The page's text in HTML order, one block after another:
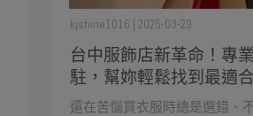
台中服飾店新革命！專
駐，幫妳輕鬆找到最適
kjshine1016 | 2025-03-29
還在苦惱買衣服時總是選錯、